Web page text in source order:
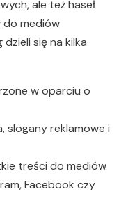
ale też haseł
do mediów
się na kilka
w oparciu o
slogany reklamowe i
treści do mediów
Facebook czy